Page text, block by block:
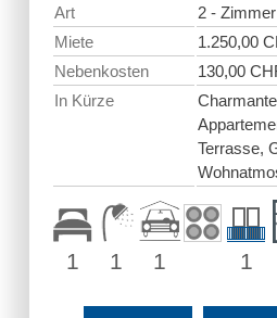
Art
2 -
Miete
1.250,00
Nebenkosten
130,00
In Kürze
Terrasse,
1 1 1 1